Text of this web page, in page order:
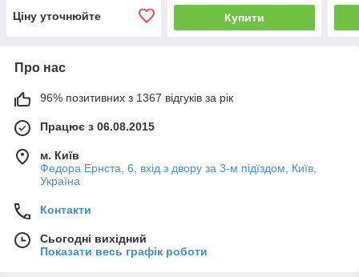
Ціну уточнюйте Купити
Про нас
96% позитивних з 1367 відгуків за рік
Працює з 06.08.2015
м. Київ
Федора Ернста, 6, вхід з двору за 3-м підїздом, Київ,
Україна
Контакти
Сьогодні вихідний
Показати весь графік роботи